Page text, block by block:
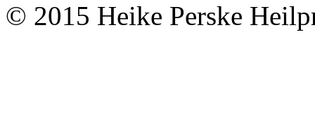
© 2015 Heike Perske